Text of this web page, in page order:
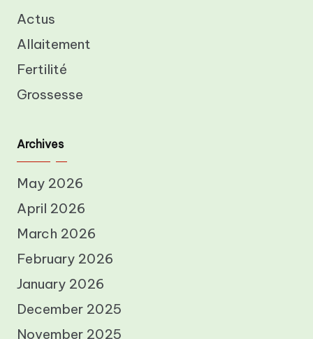
Actus
Allaitement
Fertilité
Grossesse
Archives
May 2026
April 2026
March 2026
February 2026
January 2026
December 2025
November 2025